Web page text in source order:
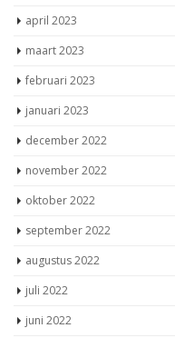
april 2023
maart 2023
februari 2023
januari 2023
december 2022
november 2022
oktober 2022
september 2022
augustus 2022
juli 2022
juni 2022